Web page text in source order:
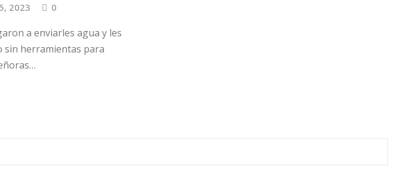
2023 0
a enviarles agua y les
sin herramientas para